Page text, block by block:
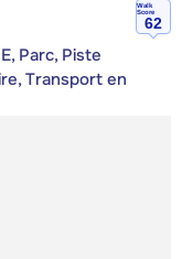
Walk
Score
62
Parc, Piste
Transport en